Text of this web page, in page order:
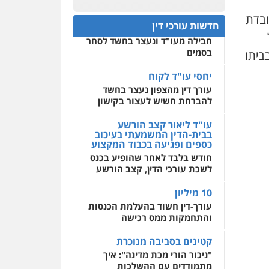
ומעצרים סייבר ניהול
משברים פליליים
0506355388
עו"ד דרוויש נאשף
פלילי פשיעה חמורה
אדם
חליל ביאדי – משרד
עורכי דין
פלילי דיני תעבורה מעצרים
וחקירות פשיעה חמורה
0509636895
עו"ד איהאב זבידאת
פלילי פשיעה חמורה
פשע עבירות המתה
עבירות מין
0522508109
אחסון אתרים
לעורכי דין
אסירים עבירות מין
שירותים מקצועיים לעורכי
דין
0544500346
חדשות עורכי דין
חפץ חשוד
עצור בתיק ניסיון רצח קיבל
חבילה מעו"ד ונעצר בחשד לסחר
בסמים
יחסי עו"ד לקוח
עורך דין מהצפון נעצר בחשד
להברחת חשיש לעצור בקישון
עו"ד ליאור קצב הורשע
בבית-הדין המשמעתי בעיכוב
כספים ופגיעה בכבוד המקצוע
חודש בלבד לאחר שהופיע בכנס
לשכת עורכי הדין, קצב הורשע
10 מיליון
עורך-דין חשוד בהעלמת הכנסות
והתחמקות ממס רכישה
קטינים בסביבה מנוכרת
"ניכור הורי מכת מדינה": איך
מתמודדים עם ההשלכות